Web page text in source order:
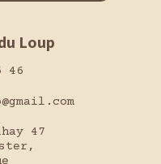
Loup
46
47